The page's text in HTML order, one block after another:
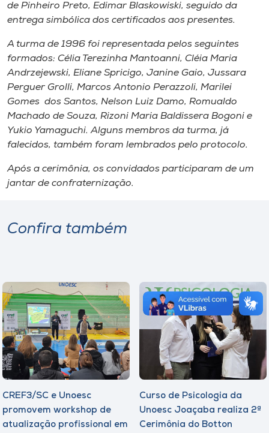
de Pinheiro Preto, Edimar Blaskowiski, seguido da
entrega simbólica dos certificados aos presentes.
A turma de 1996 foi representada pelos seguintes
formados: Célia Terezinha Mantoanni, Cléia Maria
Andrzejewski, Eliane Spricigo, Janine Gaio, Jussara
Perguer Grolli, Marcos Antonio Perazzoli, Marilei
Gomes dos Santos, Nelson Luiz Damo, Romualdo
Machado de Souza, Rizoni Maria Baldissera Bogoni e
Yukio Yamaguchi. Alguns membros da turma, já
falecidos, também foram lembrados pelo protocolo.
Após a cerimônia, os convidados participaram de um
jantar de confraternização.
Confira também
CREF3/SC e Unoesc
promovem workshop de
atualização profissional em
Curso de Psicologia da
Unoesc Joaçaba realiza 2ª
Cerimônia do Botton